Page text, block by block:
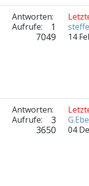
Antworten:
1
Aufrufe:
7049
14
Antworten:
3
Aufrufe:
3650
04